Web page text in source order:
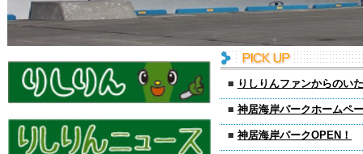
■ りしりんファンからのい
■ 神居海岸パークホームペ
■ 神居海岸パークOPEN！